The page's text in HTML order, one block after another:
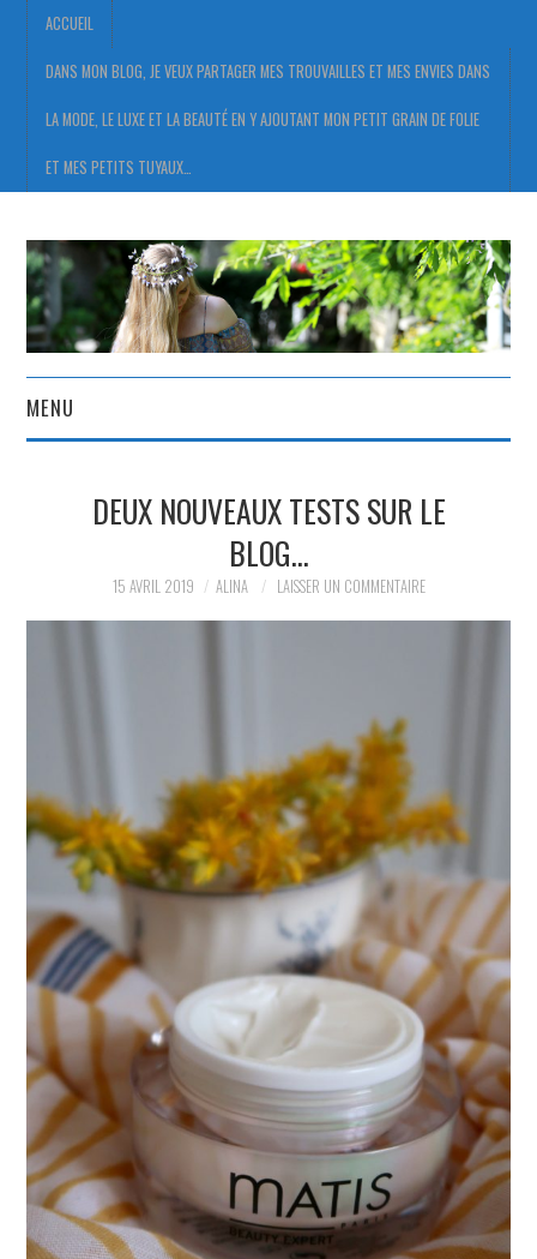
ACCUEIL
DANS MON BLOG, JE VEUX PARTAGER MES TROUVAILLES ET MES ENVIES DANS
LA MODE, LE LUXE ET LA BEAUTÉ EN Y AJOUTANT MON PETIT GRAIN DE FOLIE
ET MES PETITS TUYAUX…
MENU
DANS MON BLOG, JE VEUX
PARTAGER MES
LUXE ET LA BEAUTÉ EN Y
AJOUTANT MON PETIT
GRAIN DE FOLIE ET MES
PETITS TUYAUX…
DEUX NOUVEAUX TESTS SUR LE
BLOG…
15 AVRIL 2019 ALINA LAISSER UN COMMENTAIRE